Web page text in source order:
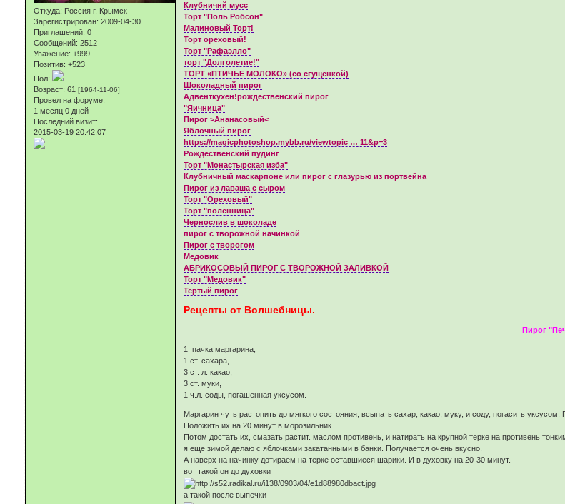
Откуда: Россия г. Крымск
Зарегистрирован: 2009-04-30
Приглашений: 0
Сообщений: 2512
Уважение: +999
Позитив: +523
Пол:
Возраст: 61 [1964-11-06]
Провел на форуме:
1 месяц 0 дней
Последний визит:
2015-03-19 20:42:07
Клубничнй мусс
Торт "Поль Робсон"
Малиновый Торт!
Торт ореховый!
Торт "Рафаэлло"
торт "Долголетие!"
ТОРТ «ПТИЧЬЕ МОЛОКО» (со сгущенкой)
Шоколадный пирог
Адвенткухен!рождественский пирог
"Яичница"
Пирог >Ананасовый<
Яблочный пирог
https://magicphotoshop.mybb.ru/viewtopic … 11&p=3
Рождественский пудинг
Торт "Монастырская изба"
Клубничный маскарпоне или пирог с глазурью из портвейна
Пирог из лаваша с сыром
Торт "Ореховый"
Торт "поленница"
Чернослив в шоколаде
пирог с творожной начинкой
Пирог с творогом
Медовик
АБРИКОСОВЫЙ ПИРОГ С ТВОРОЖНОЙ ЗАЛИВКОЙ
Торт "Медовик"
Тертый пирог
Рецепты от Волшебницы.
Пирог
1 пачка маргарина,
1 ст. сахара,
3 ст. л. какао,
3 ст. муки,
1 ч.л. соды, погашенная уксусом.
Маргарин чуть растопить до мягкого состояния, всыпать сахар, какао, муку, и соду, погасить
Положить их на 20 минут в морозильник.
Потом достать их, смазать растит. маслом противень, и натирать на крупной терке на противень
я еще зимой делаю с яблочками закатанными в банки. Получается очень вкусно.
А наверх на начинку дотираем на терке оставшиеся шарики. И в духовку на 20-30 минут.
вот такой он до духовки
а такой после выпечки